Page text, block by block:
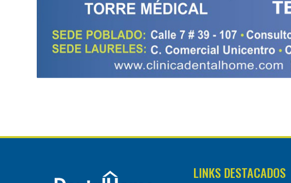
LINKS DESTACADOS